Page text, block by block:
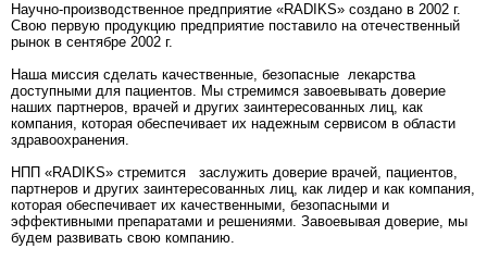
Научно-производственное предприятие «RADIKS» создано в 2002 г.
Свою первую продукцию предприятие поставило на отечественный
рынок в сентябре 2002 г.
Наша миссия сделать качественные, безопасные лекарства
доступными для пациентов. Мы стремимся завоевывать доверие
наших партнеров, врачей и других заинтересованных лиц, как
компания, которая обеспечивает их надежным сервисом в области
здравоохранения.
НПП «RADIKS» стремится заслужить доверие врачей, пациентов,
партнеров и других заинтересованных лиц, как лидер и как компания,
которая обеспечивает их качественными, безопасными и
эффективными препаратами и решениями. Завоевывая доверие, мы
будем развивать свою компанию.